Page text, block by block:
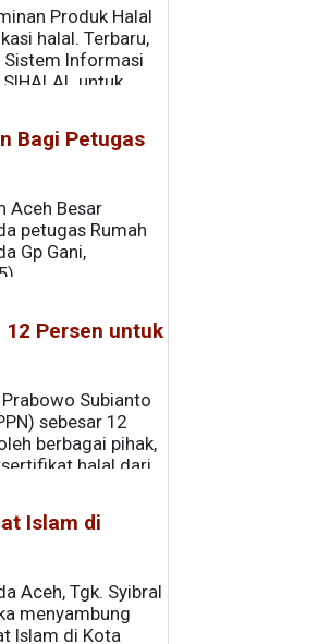
Produk Halal
halal. Terbaru,
Sistem Informasi
untuk
Bagi Petugas
Aceh Besar
petugas Rumah
Gp Gani,
Persen untuk
Subianto
sebesar 12
berbagai pihak,
halal dari
Islam di
Aceh, Tgk. Syibral
menyambung
Islam di Kota